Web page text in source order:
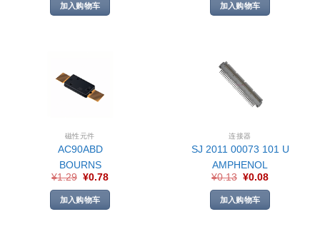
加入购物车 加入购物车
磁性元件
AC90ABD
BOURNS
¥1.29 ¥0.78
加入购物车
连接器
SJ 2011 00073 101 U
AMPHENOL
¥0.13 ¥0.08
加入购物车